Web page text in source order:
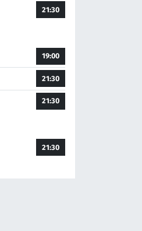
21:30
19:00
21:30
21:30
21:30